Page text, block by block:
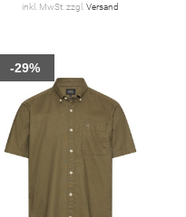
inkl. MwSt. zzgl. Versand
-29%